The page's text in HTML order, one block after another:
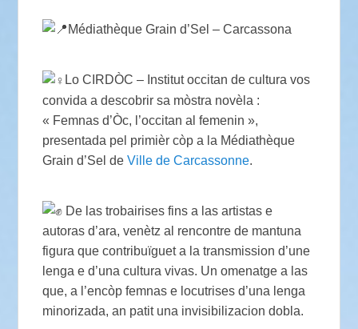
Médiathèque Grain d’Sel – Carcassona
Lo CIRDÒC – Institut occitan de cultura vos
convida a descobrir sa mòstra novèla :
« Femnas d’Òc, l’occitan al femenin »,
presentada pel primièr còp a la Médiathèque
Grain d’Sel deVille de Carcassonne.
De las trobairises fins a las artistas e
autoras d’ara, venètz al rencontre de mantuna
figura que contribuïguet a la transmission d’une
lenga e d’una cultura vivas. Un omenatge a las
que, a l’encòp femnas e locutrises d’una lenga
minorizada, an patit una invisibilizacion dobla.